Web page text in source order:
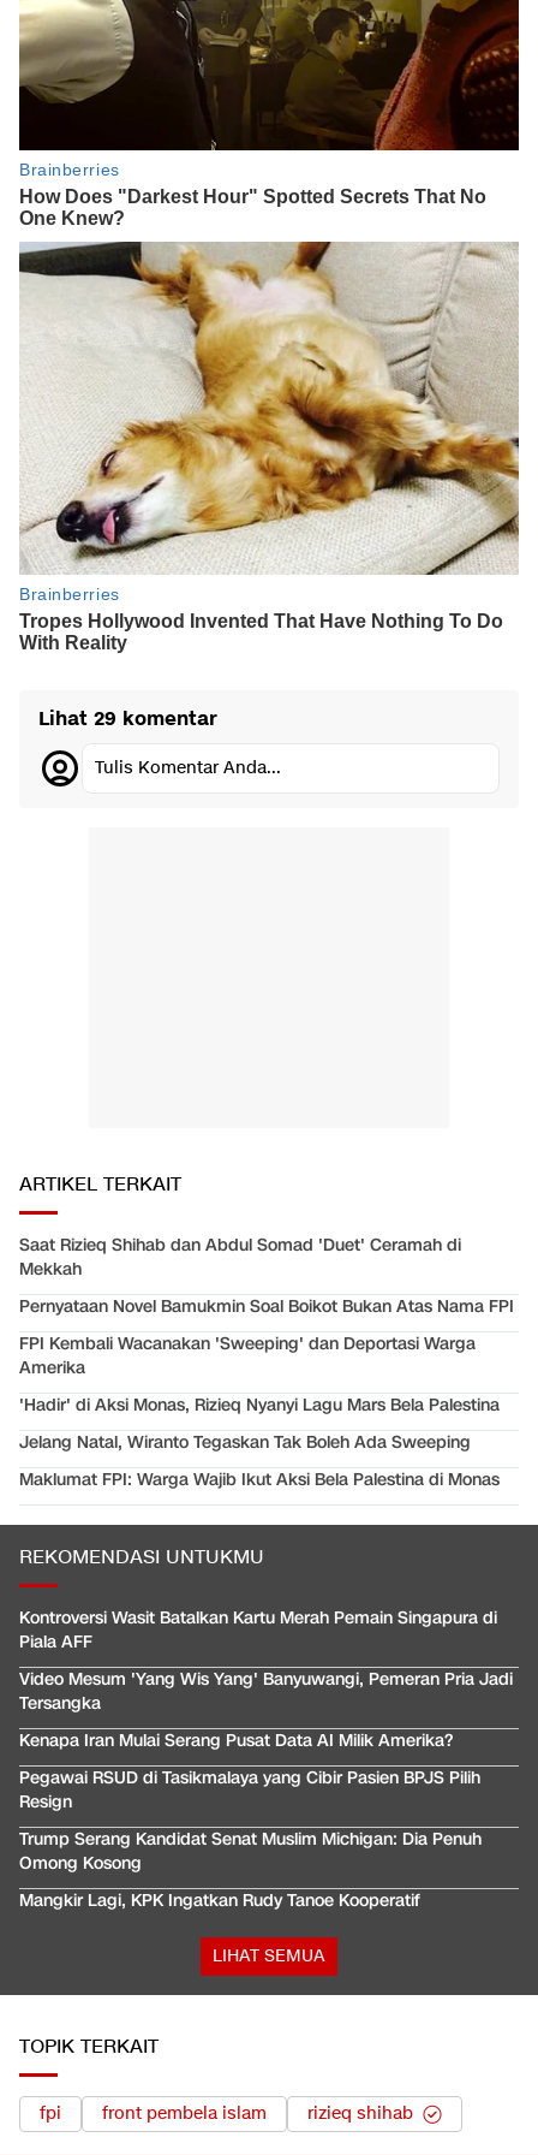
Lihat 29 komentar
Tulis Komentar Anda...
ARTIKEL TERKAIT
Saat Rizieq Shihab dan Abdul Somad 'Duet' Ceramah di
Mekkah
Pernyataan Novel Bamukmin Soal Boikot Bukan Atas Nama FPI
FPI Kembali Wacanakan 'Sweeping' dan Deportasi Warga
Amerika
'Hadir' di Aksi Monas, Rizieq Nyanyi Lagu Mars Bela Palestina
Jelang Natal, Wiranto Tegaskan Tak Boleh Ada Sweeping
Maklumat FPI: Warga Wajib Ikut Aksi Bela Palestina di Monas
REKOMENDASI UNTUKMU
Kontroversi Wasit Batalkan Kartu Merah Pemain Singapura di
Piala AFF
Video Mesum 'Yang Wis Yang' Banyuwangi, Pemeran Pria Jadi
Tersangka
Kenapa Iran Mulai Serang Pusat Data AI Milik Amerika?
Pegawai RSUD di Tasikmalaya yang Cibir Pasien BPJS Pilih
Resign
Trump Serang Kandidat Senat Muslim Michigan: Dia Penuh
Omong Kosong
Mangkir Lagi, KPK Ingatkan Rudy Tanoe Kooperatif
LIHAT SEMUA
TOPIK TERKAIT
fpi front pembela islam rizieq shihab